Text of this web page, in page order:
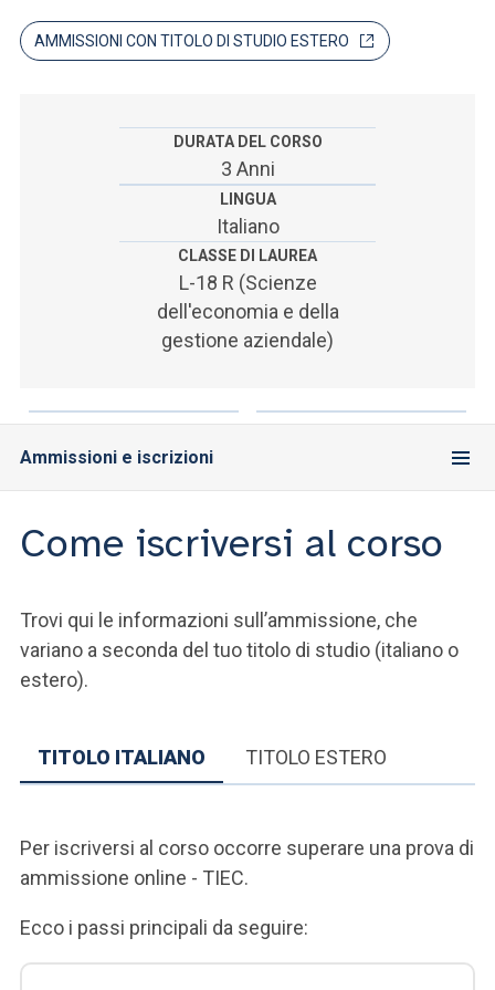
SEI UN DOCENTE O UN MEMBRO DELLO STAFF
AMMISSIONI CON TITOLO DI STUDIO ESTERO
DURATA DEL CORSO
3 Anni
LINGUA
Italiano
CLASSE DI LAUREA
L-18 R (Scienze
dell'economia e della
gestione aziendale)
Ammissioni e iscrizioni
Come iscriversi al corso
Trovi qui le informazioni sull’ammissione, che
variano a seconda del tuo titolo di studio (italiano o
estero).
TITOLO ITALIANO TITOLO ESTERO
Per iscriversi al corso occorre superare una prova di
ammissione online - TIEC.
Ecco i passi principali da seguire: